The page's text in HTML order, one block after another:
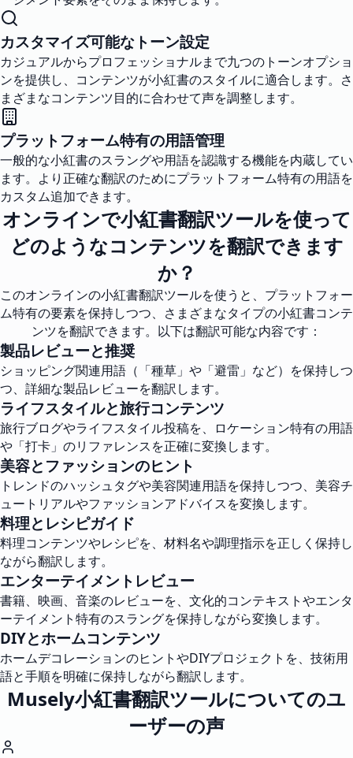
カスタマイズ可能なトーン設定
カジュアルからプロフェッショナルまで九つのトーンオプショ
ンを提供し、コンテンツが小紅書のスタイルに適合します。さ
まざまなコンテンツ目的に合わせて声を調整します。
プラットフォーム特有の用語管理
一般的な小紅書のスラングや用語を認識する機能を内蔵してい
ます。より正確な翻訳のためにプラットフォーム特有の用語を
カスタム追加できます。
オンラインで小紅書翻訳ツールを使って
どのようなコンテンツを翻訳できます
か？
このオンラインの小紅書翻訳ツールを使うと、プラットフォー
ム特有の要素を保持しつつ、さまざまなタイプの小紅書コンテ
ンツを翻訳できます。以下は翻訳可能な内容です：
製品レビューと推奨
ショッピング関連用語（「種草」や「避雷」など）を保持しつ
つ、詳細な製品レビューを翻訳します。
ライフスタイルと旅行コンテンツ
旅行ブログやライフスタイル投稿を、ロケーション特有の用語
や「打卡」のリファレンスを正確に変換します。
美容とファッションのヒント
トレンドのハッシュタグや美容関連用語を保持しつつ、美容チ
ュートリアルやファッションアドバイスを変換します。
料理とレシピガイド
料理コンテンツやレシピを、材料名や調理指示を正しく保持し
ながら翻訳します。
エンターテイメントレビュー
書籍、映画、音楽のレビューを、文化的コンテキストやエンタ
ーテイメント特有のスラングを保持しながら変換します。
DIYとホームコンテンツ
ホームデコレーションのヒントやDIYプロジェクトを、技術用
語と手順を明確に保持しながら翻訳します。
Musely小紅書翻訳ツールについてのユ
ーザーの声